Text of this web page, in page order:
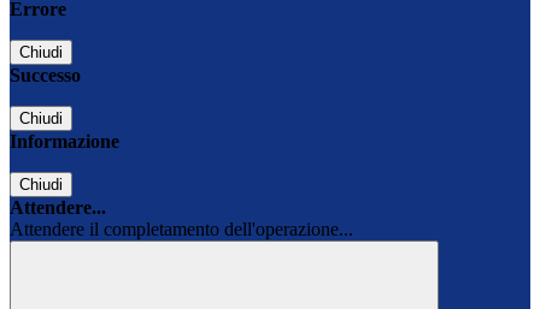
Errore
Chiudi
Successo
Chiudi
Informazione
Chiudi
Attendere...
Attendere il completamento dell'operazione...